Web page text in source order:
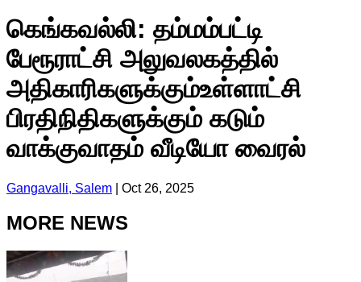
கெங்கவல்லி: தம்மம்பட்டி
பேரூராட்சி அலுவலகத்தில்
அதிகாரிகளுக்கும்உள்ளாட்சி
பிரதிநிதிகளுக்கும் கடும்
வாக்குவாதம் வீடியோ வைரல்
Gangavalli, Salem Oct 26, 2025
MORE NEWS